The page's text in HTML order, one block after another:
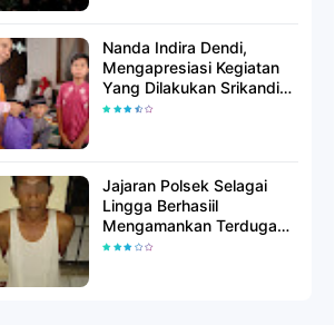
Nanda Indira Dendi,
Mengapresiasi Kegiatan
Yang Dilakukan Srikandi
Dermawan
Jajaran Polsek Selagai
Lingga Berhasiil
Mengamankan Terduga
Pelaku Pencabulan Anak